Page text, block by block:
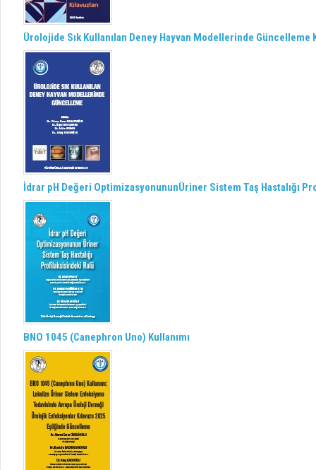
Ürolojide Sık Kullanılan Deney Hayvan Modellerinde Güncelleme
İdrar pH Değeri OptimizasyonununÜriner Sistem Taş Hastalığı
BNO 1045 (Canephron Uno) Kullanımı